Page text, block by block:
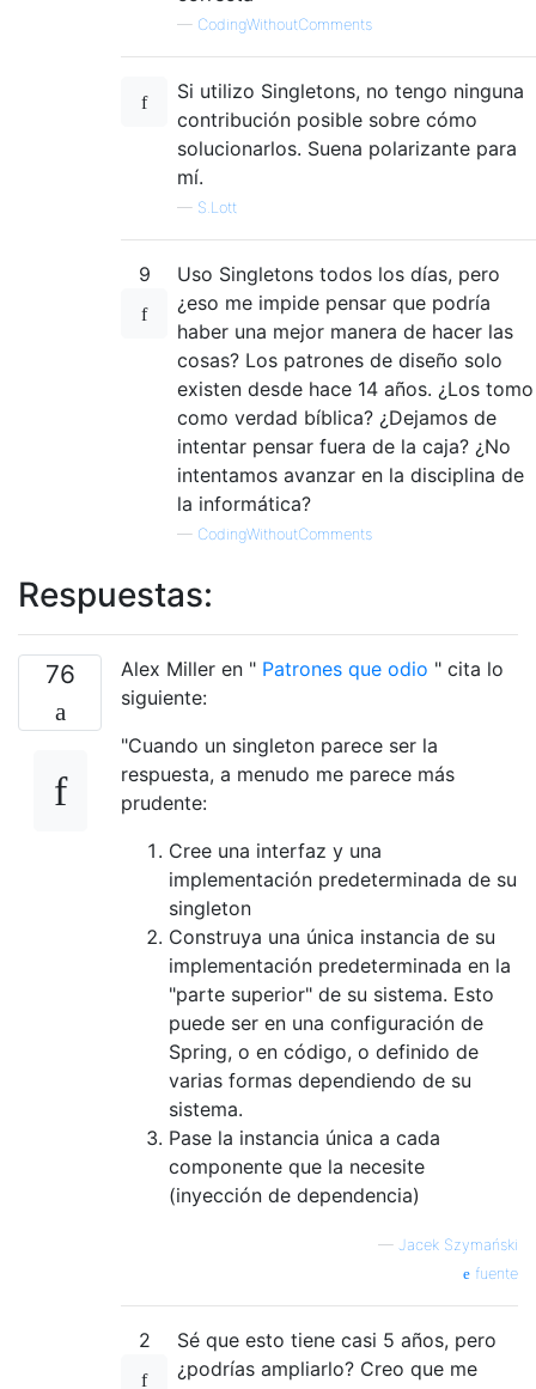
— CodingWithoutComments
Si utilizo Singletons, no tengo ninguna
contribución posible sobre cómo
solucionarlos. Suena polarizante para
mí.
— S.Lott
9
Uso Singletons todos los días, pero
¿eso me impide pensar que podría
haber una mejor manera de hacer las
cosas? Los patrones de diseño solo
existen desde hace 14 años. ¿Los tomo
como verdad bíblica? ¿Dejamos de
intentar pensar fuera de la caja? ¿No
intentamos avanzar en la disciplina de
la informática?
— CodingWithoutComments
Respuestas:
76 Alex Miller en " Patrones que odio " cita lo
siguiente:
"Cuando un singleton parece ser la
respuesta, a menudo me parece más
prudente:
Cree una interfaz y una
implementación predeterminada de su
singleton
Construya una única instancia de su
implementación predeterminada en la
"parte superior" de su sistema. Esto
puede ser en una configuración de
Spring, o en código, o definido de
varias formas dependiendo de su
sistema.
Pase la instancia única a cada
componente que la necesite
(inyección de dependencia)
— Jacek Szymański
fuente
2
Sé que esto tiene casi 5 años, pero
¿podrías ampliarlo? Creo que me